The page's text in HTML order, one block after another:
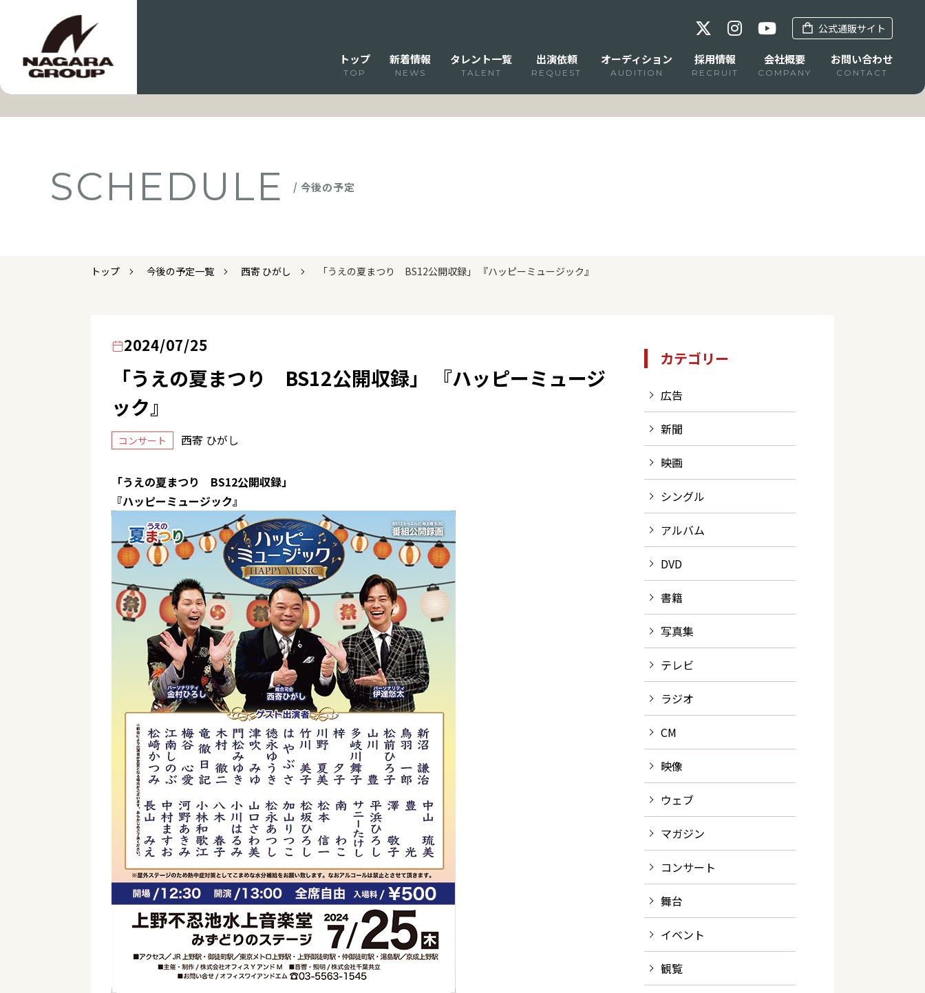
公式通販サイト
トップ
TOP
新着情報
NEWS
タレント一覧
TALENT
出演依頼
REQUEST
オーディション
AUDITION
採用情報
RECRUIT
会社概要
COMPANY
お問い合わせ
CONTACT
SCHEDULE / 今後の予定
トップ 今後の予定一覧 西寄 ひがし 「うえの夏まつり BS12公開収録」 『ハッピーミュージック』
2024/07/25
「うえの夏まつり BS12公開収録」 『ハッピーミュージ
ック』
コンサート 西寄 ひがし
「うえの夏まつり BS12公開収録」
『ハッピーミュージック』
カテゴリー
広告
新聞
映画
シングル
アルバム
DVD
書籍
写真集
テレビ
ラジオ
CM
映像
ウェブ
マガジン
コンサート
舞台
イベント
観覧